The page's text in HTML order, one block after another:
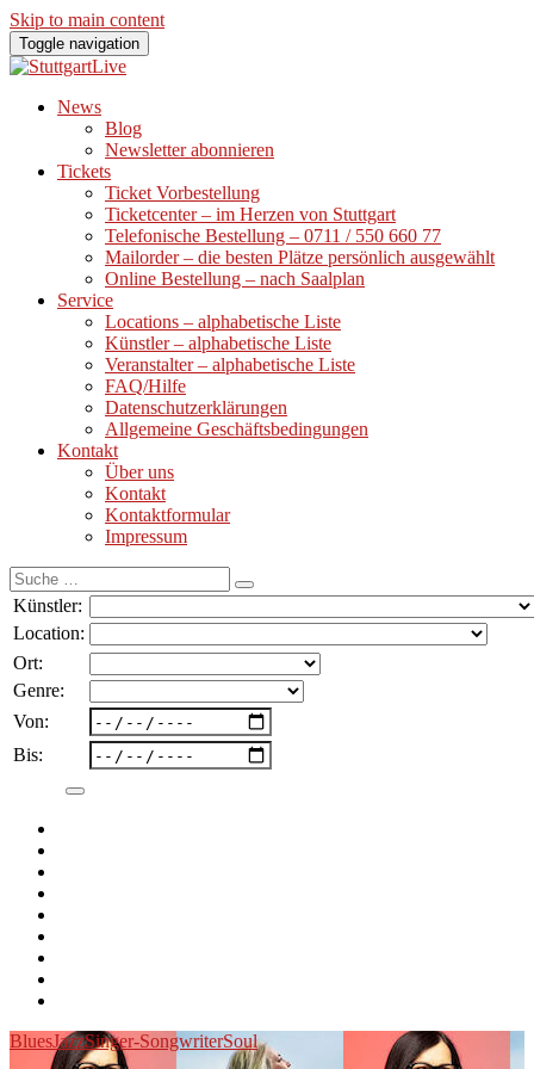
Skip to main content
Toggle navigation
News
Blog
Newsletter abonnieren
Tickets
Ticket Vorbestellung
Ticketcenter – im Herzen von Stuttgart
Telefonische Bestellung – 0711 / 550 660 77
Mailorder – die besten Plätze persönlich ausgewählt
Online Bestellung – nach Saalplan
Service
Locations – alphabetische Liste
Künstler – alphabetische Liste
Veranstalter – alphabetische Liste
FAQ/Hilfe
Datenschutzerklärungen
Allgemeine Geschäftsbedingungen
Kontakt
Über uns
Kontakt
Kontaktformular
Impressum
Suche
nach:
Künstler:
Location:
Ort:
Genre:
Von:
Bis:
BluesJazzSinger-SongwriterSoul